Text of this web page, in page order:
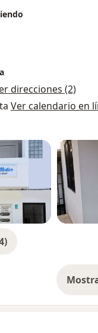
direcciones (2)
Ver calendario en